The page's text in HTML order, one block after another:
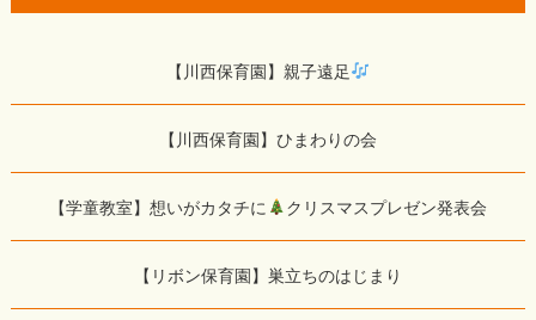
【川西保育園】親子遠足
【川西保育園】ひまわりの会
【学童教室】想いがカタチに クリスマスプレゼン発表会
【リボン保育園】巣立ちのはじまり